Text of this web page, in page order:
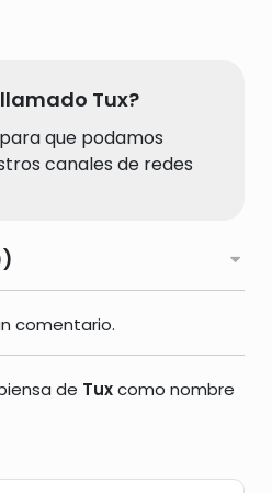
Tux?
para que podamos
canales de redes
comentario.
de Tuxcomo nombre